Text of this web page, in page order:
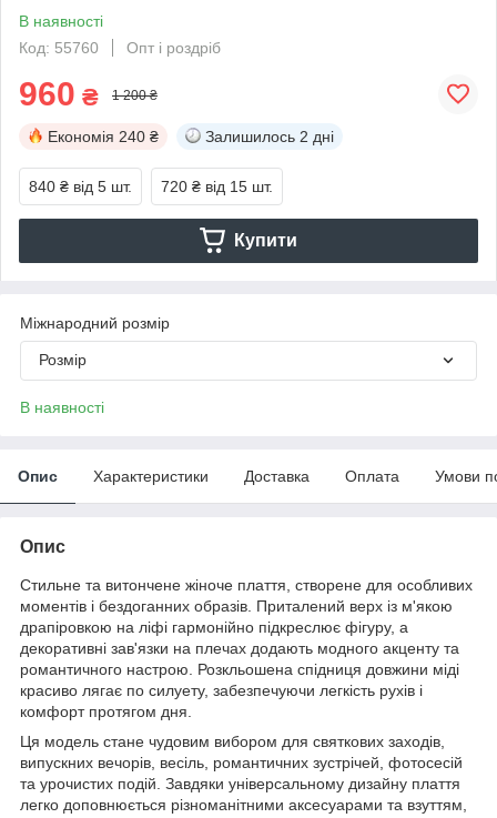
В наявності
Код: 55760
Опт і роздріб
960 ₴ 1 200 ₴
Економія 240 ₴ Залишилось 2 дні
840 ₴ від 5 шт. 720 ₴ від 15 шт.
Купити
Міжнародний розмір
Розмір
В наявності
Опис Характеристики Доставка Оплата Умови
Опис
Стильне та витончене жіноче плаття, створене для особливих
моментів і бездоганних образів. Приталений верх із м'якою
драпіровкою на ліфі гармонійно підкреслює фігуру, а
декоративні зав'язки на плечах додають модного акценту та
романтичного настрою. Розкльошена спідниця довжини міді
красиво лягає по силуету, забезпечуючи легкість рухів і
комфорт протягом дня.
Ця модель стане чудовим вибором для святкових заходів,
випускних вечорів, весіль, романтичних зустрічей, фотосесій
та урочистих подій. Завдяки універсальному дизайну плаття
легко доповнюється різноманітними аксесуарами та взуттям,